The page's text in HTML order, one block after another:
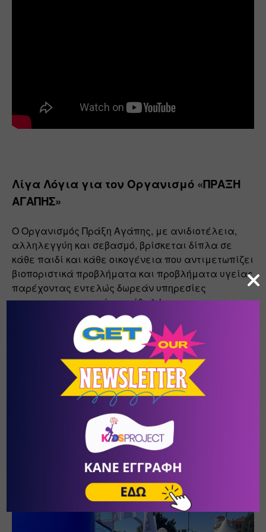
Λίγα Λόγια για τον Οργανισμό «ΠΡΑΞΗ
ΑΓΑΠΗΣ»
Ο Οργανισμός Πράξη Αγάπης, με ανιδιοτέλεια,
αλληλεγγύη και σεβασμό, βρίσκεται δίπλα σε
κάθε παιδί και κάθε οικογένεια που αντιμετωπίζει
βιοποριστικά προβλήματα και προβλήματα υγείας
παρέχοντας εντελώς δωρεάν υπηρεσίες
ιατροφαρμακευτικής περίθαλψης,
αποκατάστασης, ηθικής και υλικής υποστήριξης,
χωρίς διακρίσεις και με στόχο την ισότιμη
πρόσβαση όλων σε ποιοτική υγειονομική
περίθαλψη καθώς και στις απαραίτητες
κοινωνικές υπηρεσίες και αγαθά. Στο πλαίσιο της
παρέμβασής μας, παρέχουμε: Ιατρικές υπηρεσίες
και θεραπευτικά προγράμματα και επιτελούμε
κοινωνικό έργο μέσω του το κοινωνικού μας
Παντοπωλείου, στο οποίο συγκεντρώνονται όλα τα
είδη τροφίμων και πρώτης ανάγκης και έπειτα